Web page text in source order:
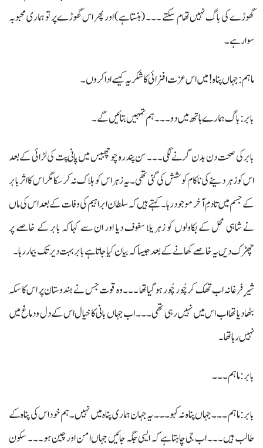
گھوڑے کی باگ نہیں تھام سکتے ۔۔۔ (ہنستاہے) اور پھر اس گھوڑے پر تو ہماری محبوبہ
سوار ہے۔
ماہم: جہاں پناہ ! میں اس عزت افزائی کا شکریہ کیسے اداکروں۔
بابر: باگ ہمارے ہاتھ میں دو ۔۔۔ ہم تمہیں بتائیں گے ۔
بابر کی صحت دن بدن گرنے لگی۔۔۔ سن پندرہ چو چھبیس میں پانی پت کی لڑائی کے بعد
اس کو زہر دینے کی ناکام کوشش کی گئی تھی۔ یہ زہر اس کو ہلاک نہ کرسکا مگر اس کا اثر بابر
کے جسم میں تادمِ آخر موجود رہا۔ کہتے ہیں کہ سلطان ابراہیم کی وفات کے بعد اس کی ماں
نے شاہی محل کے بکاولوں کو زہریلا سفوف دیا اور ان سے کہاکہ بابر کے خاصے پر
چھڑک دیں یہ خاصے کھانے کے بعد جیسا کہ بیان کیا جاتا ہے بابر بہت دیر تک بیمار رہا ۔
شیرِفرغانہ اب تھک کر چُور چُور ہوگیا تھا ۔۔۔ وہ قوت جس نے ہندوستان پر اس کا سکہ
بٹھا دیا تھا اب اس میں نہیں رہی تھی ۔۔۔ اب جہاں بانی کا خیال اس کے دل و دماغ میں
نہیں رہا تھا ۔
بابر: ماہم ۔۔۔
بابر: ماہم ۔۔۔ جہاں پناہ نہ کہو ۔۔۔ یہ جہان ہماری پناہ میں نہیں ۔ ہم خود اس کی پناہ کے
طالب ہیں ۔۔۔ اب جی چاہتا ہے کہ ایسی جگہ جائیں جہاں امن اور چین ہو ۔۔۔ سکون